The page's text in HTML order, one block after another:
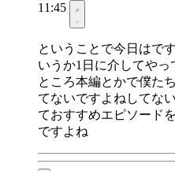
11:45
ということで今日はで
いうか1日に介してや
ところ本編とかで僕た
てないですよねしてな
ておすすめエピソード
ですよね